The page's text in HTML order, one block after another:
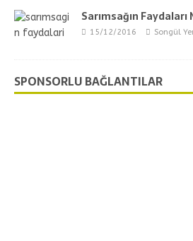
Sarımsağın Faydaları
15/12/2016 Songül
SPONSORLU BAĞLANTILAR